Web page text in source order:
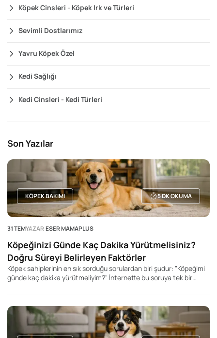
Köpek Cinsleri - Köpek Irk ve Türleri
Sevimli Dostlarımız
Yavru Köpek Özel
Kedi Sağlığı
Kedi Cinsleri - Kedi Türleri
Son Yazılar
KÖPEK BAKIMI 5DK OKUMA
31 TEMYAZAR ESER MAMAPLUS
Köpeğinizi Günde Kaç Dakika Yürütmelisiniz?
Doğru Süreyi Belirleyen Faktörler
Köpek sahiplerinin en sık sorduğu sorulardan biri şudur: "Köpeğimi
günde kaç dakika yürütmeliyim?" İnternette bu soruya tek bir
köpek için geçerli tek bir yürüyüş süresi yoktur.